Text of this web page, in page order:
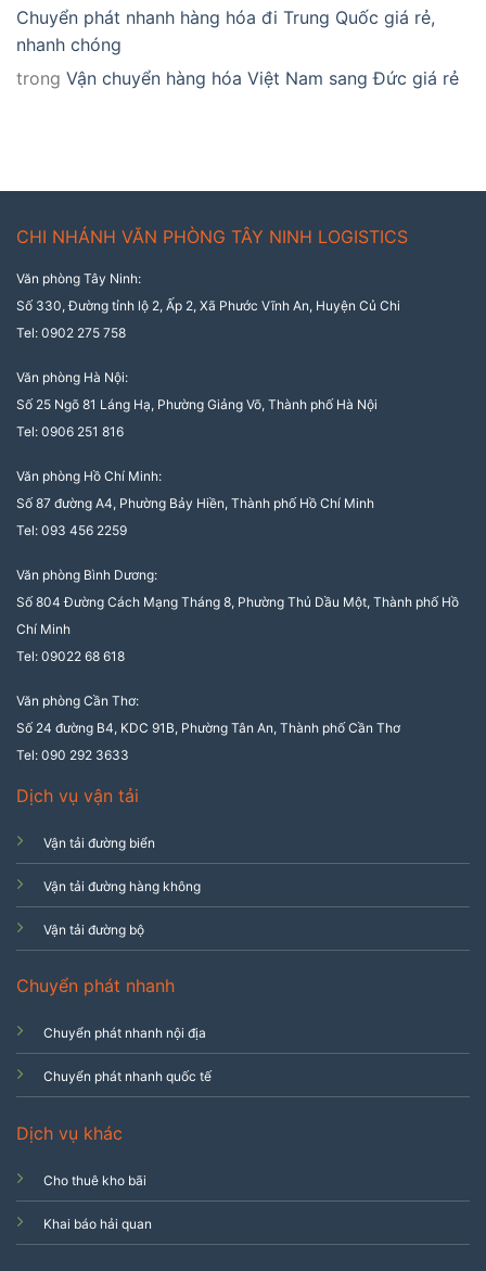
Chuyển phát nhanh hàng hóa đi Trung Quốc giá rẻ,
nhanh chóng
trong Vận chuyển hàng hóa Việt Nam sang Đức giá rẻ
CHI NHÁNH VĂN PHÒNG TÂY NINH LOGISTICS
Văn phòng Tây Ninh:
Số 330, Đường tỉnh lộ 2, Ấp 2, Xã Phước Vĩnh An, Huyện Củ Chi
Tel: 0902 275 758
Văn phòng Hà Nội:
Số 25 Ngõ 81 Láng Hạ, Phường Giảng Võ, Thành phố Hà Nội
Tel: 0906 251 816
Văn phòng Hồ Chí Minh:
Số 87 đường A4, Phường Bảy Hiền, Thành phố Hồ Chí Minh
Tel: 093 456 2259
Văn phòng Bình Dương:
Số 804 Đường Cách Mạng Tháng 8, Phường Thủ Dầu Một, Thành phố Hồ
Chí Minh
Tel: 09022 68 618
Văn phòng Cần Thơ:
Số 24 đường B4, KDC 91B, Phường Tân An, Thành phố Cần Thơ
Tel: 090 292 3633
Dịch vụ vận tải
Vận tải đường biển
Vận tải đường hàng không
Vận tải đường bộ
Chuyển phát nhanh
Chuyển phát nhanh nội địa
Chuyển phát nhanh quốc tế
Dịch vụ khác
Cho thuê kho bãi
Khai báo hải quan